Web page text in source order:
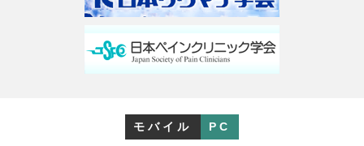
モバイル PC